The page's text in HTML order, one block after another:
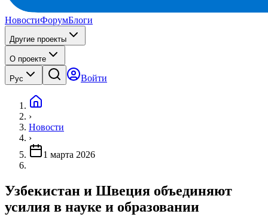
НовостиФорумБлоги
Другие проекты
О проекте
Рус Войти
›
Новости
›
1 марта 2026
Узбекистан и Швеция объединяют
усилия в науке и образовании